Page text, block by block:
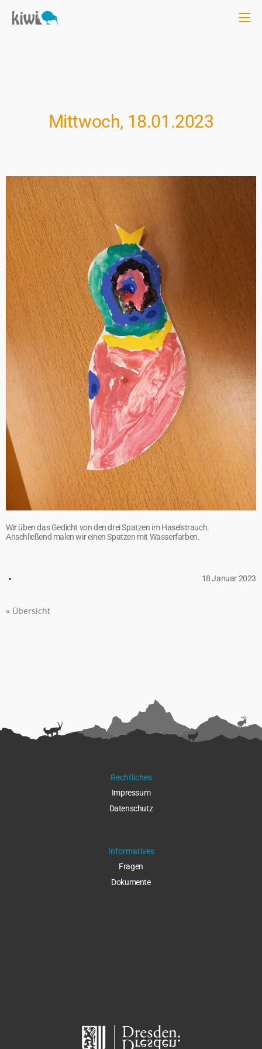
Mittwoch, 18.01.2023
Wir üben das Gedicht von den drei Spatzen im Haselstrauch.
Anschließend malen wir einen Spatzen mit Wasserfarben.
18 Januar 2023
« Übersicht
Rechtliches
Impressum
Datenschutz
Informatives
Fragen
Dokumente